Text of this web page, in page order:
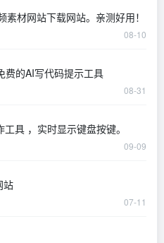
- 免费的视频素材网站下载网站。亲测好用！
08-10
费的AI写代码提示工具
08-31
具 ，实时显示键盘按键。
09-09
站
07-11